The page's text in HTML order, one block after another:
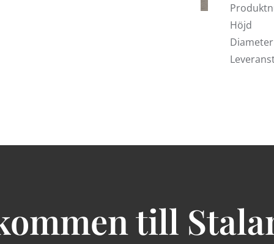
Sockel:
Höjd
Diameter
till